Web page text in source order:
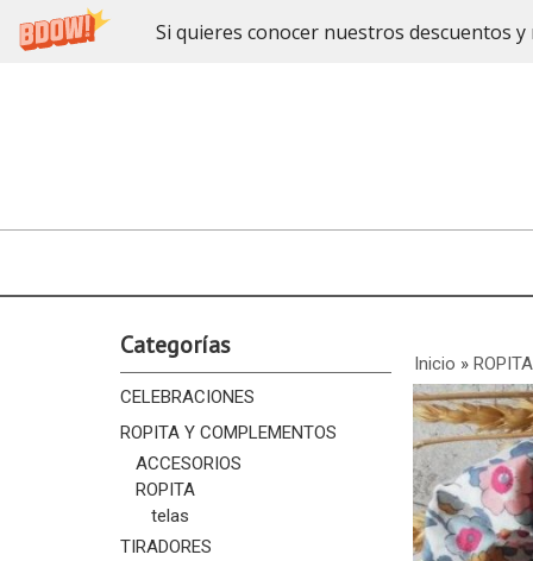
Si quieres conocer nuestros descuentos
Categorías
CELEBRACIONES
ROPITA Y COMPLEMENTOS
ACCESORIOS
ROPITA
telas
TIRADORES
Inicio »